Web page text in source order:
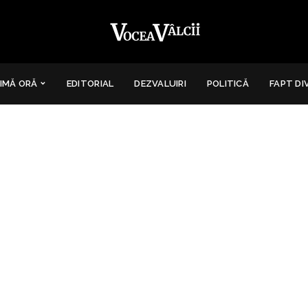
ORĂ EDITORIAL DEZVALUIRI POLITICĂ FAPT